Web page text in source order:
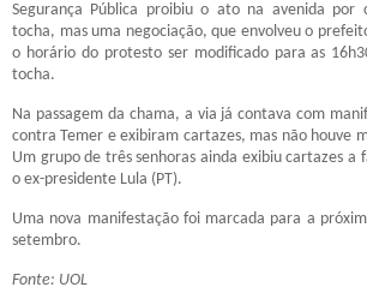
Segurança Pública proibiu o ato na avenida por
tocha, mas uma negociação, que envolveu o
o horário do protesto ser modificado para as
tocha.
Na passagem da chama, a via já contava com
contra Temer e exibiram cartazes, mas não houve
Um grupo de três senhoras ainda exibiu cartazes a
o ex-presidente Lula (PT).
Uma nova manifestação foi marcada para a
setembro.
Fonte: UOL